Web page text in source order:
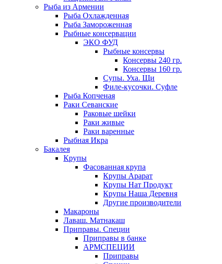
Рыба из Армении
Рыба Охлажденная
Рыба Замороженная
Рыбные консервации
ЭКО ФУД
Рыбные консервы
Консервы 240 гр.
Консервы 160 гр.
Супы. Уха. Щи
Филе-кусочки. Суфле
Рыба Копченая
Раки Севанские
Раковые шейки
Раки живые
Раки варенные
Рыбная Икра
Бакалея
Крупы
Фасованная крупа
Крупы Арарат
Крупы Нат Продукт
Крупы Наша Деревня
Другие производители
Макароны
Лаваш. Матнакаш
Приправы. Специи
Приправы в банке
АРМСПЕЦИИ
Приправы